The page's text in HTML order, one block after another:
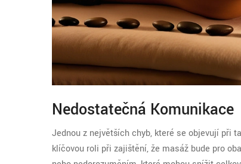
Nedostatečná Komunikace
Jednou z největších chyb, které se objevují při
klíčovou roli při zajištění, že masáž bude pro